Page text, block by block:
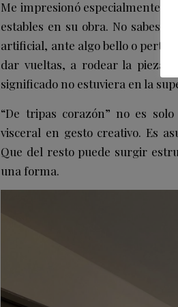
Me impresionó especialmente
estables en su obra. No sabes
artificial, ante algo bello o
dar vueltas, a rodear la pieza,
significado no estuviera en la
“De tripas corazón” no es
visceral en gesto creativo. Es
Que del resto puede surgir
una forma.